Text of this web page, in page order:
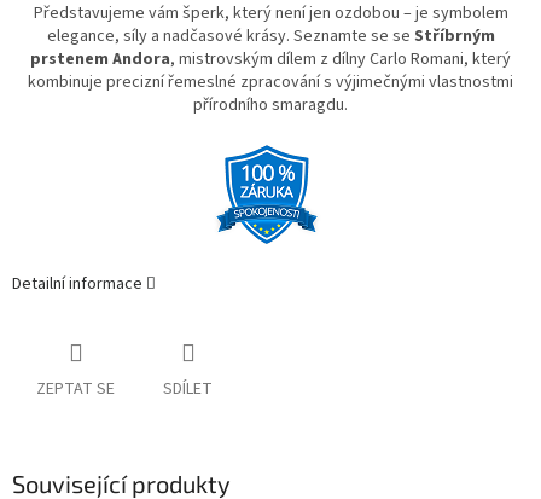
Představujeme vám šperk, který není jen ozdobou – je symbolem
elegance, síly a nadčasové krásy. Seznamte se se Stříbrným
prstenem Andora, mistrovským dílem z dílny Carlo Romani, který
kombinuje precizní řemeslné zpracování s výjimečnými vlastnostmi
přírodního smaragdu.
Detailní informace
ZEPTAT SE SDÍLET
Související produkty